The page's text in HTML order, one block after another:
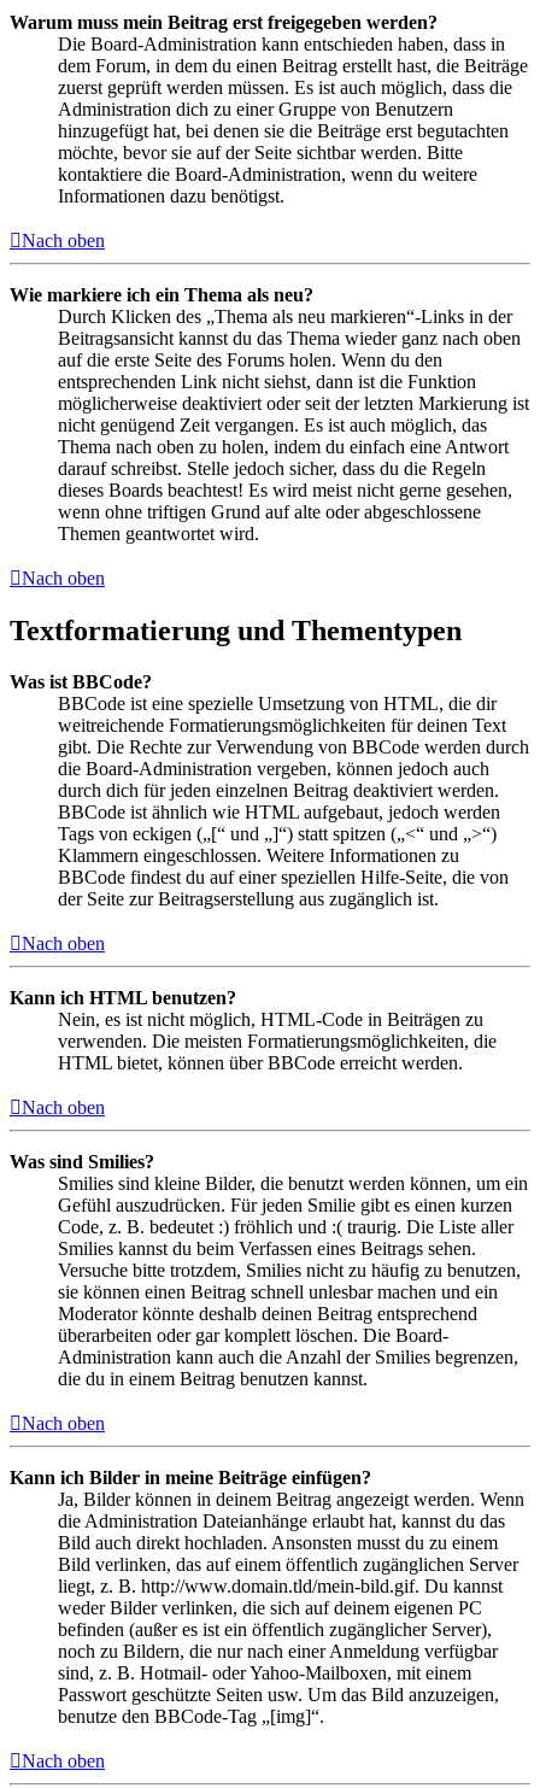
Warum muss mein Beitrag erst freigegeben werden?
Die Board-Administration kann entschieden haben, dass in
dem Forum, in dem du einen Beitrag erstellt hast, die Beiträge
zuerst geprüft werden müssen. Es ist auch möglich, dass die
Administration dich zu einer Gruppe von Benutzern
hinzugefügt hat, bei denen sie die Beiträge erst begutachten
möchte, bevor sie auf der Seite sichtbar werden. Bitte
kontaktiere die Board-Administration, wenn du weitere
Informationen dazu benötigst.
Nach oben
Wie markiere ich ein Thema als neu?
Durch Klicken des „Thema als neu markieren“-Links in der
Beitragsansicht kannst du das Thema wieder ganz nach oben
auf die erste Seite des Forums holen. Wenn du den
entsprechenden Link nicht siehst, dann ist die Funktion
möglicherweise deaktiviert oder seit der letzten Markierung ist
nicht genügend Zeit vergangen. Es ist auch möglich, das
Thema nach oben zu holen, indem du einfach eine Antwort
darauf schreibst. Stelle jedoch sicher, dass du die Regeln
dieses Boards beachtest! Es wird meist nicht gerne gesehen,
wenn ohne triftigen Grund auf alte oder abgeschlossene
Themen geantwortet wird.
Nach oben
Textformatierung und Thementypen
Was ist BBCode?
BBCode ist eine spezielle Umsetzung von HTML, die dir
weitreichende Formatierungsmöglichkeiten für deinen Text
gibt. Die Rechte zur Verwendung von BBCode werden durch
die Board-Administration vergeben, können jedoch auch
durch dich für jeden einzelnen Beitrag deaktiviert werden.
BBCode ist ähnlich wie HTML aufgebaut, jedoch werden
Tags von eckigen („[“ und „]“) statt spitzen („<“ und „>“)
Klammern eingeschlossen. Weitere Informationen zu
BBCode findest du auf einer speziellen Hilfe-Seite, die von
der Seite zur Beitragserstellung aus zugänglich ist.
Nach oben
Kann ich HTML benutzen?
Nein, es ist nicht möglich, HTML-Code in Beiträgen zu
verwenden. Die meisten Formatierungsmöglichkeiten, die
HTML bietet, können über BBCode erreicht werden.
Nach oben
Was sind Smilies?
Smilies sind kleine Bilder, die benutzt werden können, um ein
Gefühl auszudrücken. Für jeden Smilie gibt es einen kurzen
Code, z. B. bedeutet :) fröhlich und :( traurig. Die Liste aller
Smilies kannst du beim Verfassen eines Beitrags sehen.
Versuche bitte trotzdem, Smilies nicht zu häufig zu benutzen,
sie können einen Beitrag schnell unlesbar machen und ein
Moderator könnte deshalb deinen Beitrag entsprechend
überarbeiten oder gar komplett löschen. Die Board-
Administration kann auch die Anzahl der Smilies begrenzen,
die du in einem Beitrag benutzen kannst.
Nach oben
Kann ich Bilder in meine Beiträge einfügen?
Ja, Bilder können in deinem Beitrag angezeigt werden. Wenn
die Administration Dateianhänge erlaubt hat, kannst du das
Bild auch direkt hochladen. Ansonsten musst du zu einem
Bild verlinken, das auf einem öffentlich zugänglichen Server
liegt, z. B. http://www.domain.tld/mein-bild.gif. Du kannst
weder Bilder verlinken, die sich auf deinem eigenen PC
befinden (außer es ist ein öffentlich zugänglicher Server),
noch zu Bildern, die nur nach einer Anmeldung verfügbar
sind, z. B. Hotmail- oder Yahoo-Mailboxen, mit einem
Passwort geschützte Seiten usw. Um das Bild anzuzeigen,
benutze den BBCode-Tag „[img]“.
Nach oben